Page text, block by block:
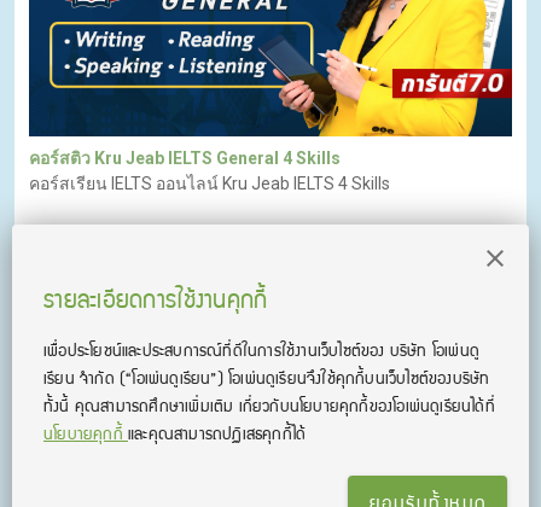
คอร์สติว Kru Jeab IELTS General 4 Skills
คอร์สเรียน IELTS ออนไลน์ Kru Jeab IELTS 4 Skills
รายละเอียดการใช้งานคุกกี้
เพื่อประโยชน์และประสบการณ์ที่ดีในการใช้งานเว็บไซต์ของ บริษัท โอเพ่นดู
เรียน จํากัด (“โอเพ่นดูเรียน”)โอเพ่นดูเรียนจึงใช้คุกกี้บนเว็บไซต์ของบริษัท
ทั้งนี้ คุณสามารถศึกษาเพิ่มเติม เกี่ยวกับนโยบายคุกกี้ของโอเพ่นดูเรียนได้ที่
นโยบายคุกกี้และคุณสามารถปฏิเสธคุกกี้ได้